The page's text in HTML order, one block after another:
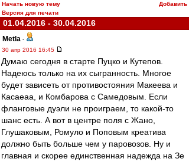
Начать новую тему
Добавить
Версия для печати
01.04.2016 - 30.04.2016
Metla -
30 апр 2016 16:45
Думаю сегодня в старте Пуцко и Кутепов.
Надеюсь только на их сыгранность. Многое
будет зависеть от противостояния Макеева и
Касаеаа, и Комбарова с Самедовым. Если
фланговые дуэли не проиграем, то какой-то
шанс есть. А вот в центре поля с Жано,
Глушаковым, Ромуло и Поповым креатива
должно быть больше чем у паровозов. Ну и
главная и скорее единственная надежда на Зе